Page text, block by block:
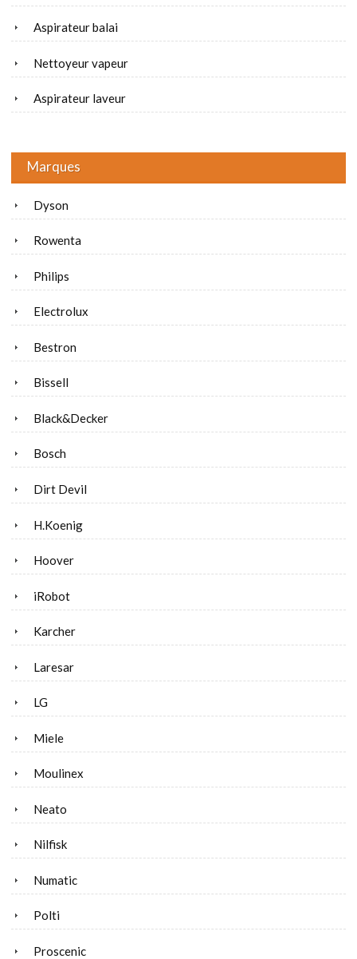
Aspirateur balai
Nettoyeur vapeur
Aspirateur laveur
Marques
Dyson
Rowenta
Philips
Electrolux
Bestron
Bissell
Black&Decker
Bosch
Dirt Devil
H.Koenig
Hoover
iRobot
Karcher
Laresar
LG
Miele
Moulinex
Neato
Nilfisk
Numatic
Polti
Proscenic